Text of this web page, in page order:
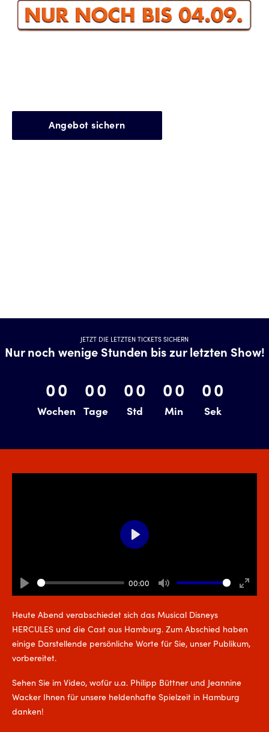
Angebot sichern
JETZT DIE LETZTEN TICKETS SICHERN
Nur noch wenige Stunden bis zur letzten Show!
0
00
Wochen
Wochen
0
00
Tage
Tage
0
00
Std
Std
0
00
minutes
Min
0
00
seconds
Sek
Heute Abend verabschiedet sich das Musical Disneys
HERCULES und die Cast aus Hamburg. Zum Abschied haben
einige Darstellende persönliche Worte für Sie, unser Publikum,
vorbereitet.
Sehen Sie im Video, wofür u.a. Philipp Büttner und Jeannine
Wacker Ihnen für unsere heldenhafte Spielzeit in Hamburg
danken!
Play
00:00
Mute
Enter
Play